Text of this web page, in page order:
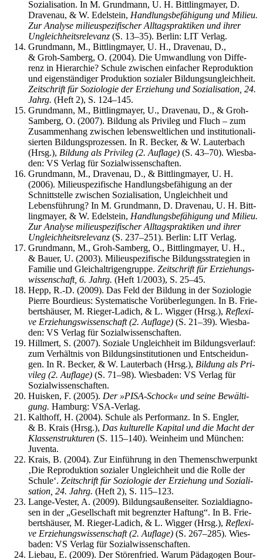
Sozia­li­sa­ti­on. In M. Grund­mann, U. H. Bitt­ling­may­er, D.
Dra­ven­au, & W. Edel­stein, Hand­lungs­be­fä­hi­gung und Milieu.
Zur Ana­ly­se milieu­spe­zi­fi­scher All­tags­prak­ti­ken und ihrer
Ungleich­heits­re­le­vanz (S. 13–35). Ber­lin: LIT Verlag.
Grund­mann, M., Bitt­ling­may­er, U. H., Dra­ven­au, D.,
& Groh-Sam­berg, O. (2004). Die Umwand­lung von Dif­fe­
renz in Hier­ar­chie? Schu­le zwi­schen ein­fa­cher Repro­duk­ti­on
und eigen­stän­di­ger Pro­duk­ti­on sozia­ler Bil­dungs­un­gleich­heit.
Zeit­schrift für Sozio­lo­gie der Erzie­hung und Sozia­li­sa­ti­on, 24.
Jahrg. (Heft 2), S. 124–145.
Grund­mann, M., Bitt­ling­may­er, U., Dra­ven­au, D., & Groh-
Sam­berg, O. (2007). Bil­dung als Pri­vi­leg und Fluch – zum
Zusam­men­hang zwi­schen lebens­welt­li­chen und insti­tu­tio­na­li­
sier­ten Bil­dungs­pro­zes­sen. In R. Becker, & W. Lau­ter­bach
(Hrsg.), Bil­dung als Pri­vi­leg (2. Auf­la­ge) (S. 43–70). Wies­ba­
den: VS Ver­lag für Sozialwissenschaften.
Grund­mann, M., Dra­ven­au, D., & Bitt­ling­may­er, U. H.
(2006). Milieu­spe­zi­fi­sche Hand­lungs­be­fä­hi­gung an der
Schnitt­stel­le zwi­schen Sozia­li­sa­ti­on, Ungleich­heit und
Lebens­füh­rung? In M. Grund­mann, D. Dra­ven­au, U. H. Bitt­
ling­may­er, & W. Edel­stein, Hand­lungs­be­fä­hi­gung und Milieu.
Zur Ana­ly­se milieu­spe­zi­fi­scher All­tags­prak­ti­ken und ihrer
Ungleich­heits­re­le­vanz (S. 237–251). Ber­lin: LIT Verlag.
Grund­mann, M., Groh-Sam­berg, O., Bitt­ling­may­er, U. H.,
& Bau­er, U. (2003). Milieu­spe­zi­fi­sche Bil­dungs­stra­te­gien in
Fami­lie und Gleich­alt­ri­gen­grup­pe. Zeit­schrift für Erzie­hungs­
wis­sen­schaft, 6. Jahrg. (Heft 1/2003), S. 25–45.
Hepp, R.-D. (2009). Das Feld der Bil­dung in der Sozio­lo­gie
Pierre Bour­dieus: Sys­te­ma­ti­sche Vor­über­le­gun­gen. In B. Frie­
berts­häu­ser, M. Rie­ger-Ladich, & L. Wig­ger (Hrsg.), Refle­xi­
ve Erzie­hungs­wis­sen­schaft (2. Auf­la­ge) (S. 21–39). Wies­ba­
den: VS Ver­lag für Sozialwissenschaften.
Hill­mert, S. (2007). Sozia­le Ungleich­heit im Bil­dungs­ver­lauf:
zum Ver­hält­nis von Bil­dungs­in­sti­tu­tio­nen und Ent­schei­dun­
gen. In R. Becker, & W. Lau­ter­bach (Hrsg.), Bil­dung als Pri­
vi­leg (2. Auf­la­ge) (S. 71–98). Wies­ba­den: VS Ver­lag für
Sozialwissenschaften.
Huis­ken, F. (2005). Der »PISA-Schock« und sei­ne Bewäl­ti­
gung. Ham­burg: VSA-Verlag.
Kalt­hoff, H. (2004). Schu­le als Per­for­manz. In S. Eng­ler,
& B. Krais (Hrsg.), Das kul­tu­rel­le Kapi­tal und die Macht der
Klas­sen­struk­tu­ren (S. 115–140). Wein­heim und Mün­chen:
Juventa.
Krais, B. (2004). Zur Ein­füh­rung in den The­men­schwer­punkt
‚Die Repro­duk­ti­on sozia­ler Ungleich­heit und die Rol­le der
Schu­le‘. Zeit­schrift für Sozio­lo­gie der Erzie­hung und Sozia­li­
sa­ti­on, 24. Jahrg. (Heft 2), S. 115–123.
Lan­ge-Ves­ter, A. (2009). Bil­dungs­au­ßen­sei­ter. Sozi­al­dia­gno­
sen in der „Gesell­schaft mit begrenz­ter Haf­tung“. In B. Frie­
berts­häu­ser, M. Rie­ger-Ladich, & L. Wig­ger (Hrsg.), Refle­xi­
ve Erzie­hungs­wis­sen­schaft (2. Auf­la­ge) (S. 267–285). Wies­
ba­den: VS Ver­lag für Sozialwissenschaften.
Liebau, E. (2009). Der Stö­ren­fried. War­um Päd­ago­gen Bour­